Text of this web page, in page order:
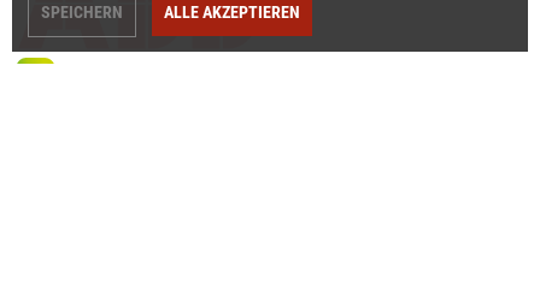
SPEICHERN ALLE AKZEPTIEREN